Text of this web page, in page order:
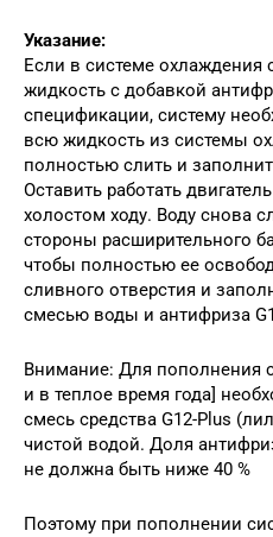
Указание:
Если в системе охлаждения
жидкость с добавкой
спецификации, систему
всю жидкость из системы
полностью слить и
Оставить работать
холостом ходу. Воду снова
стороны расширительного
чтобы полностью ее
сливного отверстия и
смесью воды и антифриза
Внимание: Для пополнения
и в теплое время года]
смесь средства G12-Plus
чистой водой. Доля
не должна быть ниже 40 %
Поэтому при пополнении